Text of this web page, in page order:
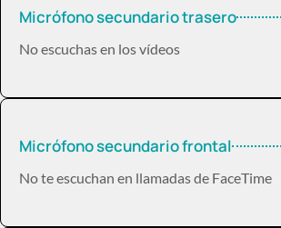
Micrófono secundario trasero
No escuchas en los vídeos
Micrófono secundario frontal
No te escuchan en llamadas de FaceTime